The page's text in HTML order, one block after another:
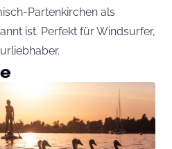
Partenkirchen als
ist. Perfekt für Windsurfer,